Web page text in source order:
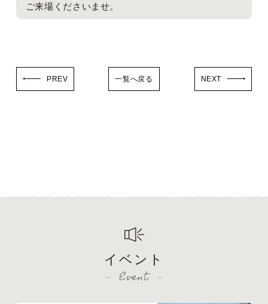
ご来場くださいませ。
NEXT
一覧へ戻る
PREV
イベント
Event